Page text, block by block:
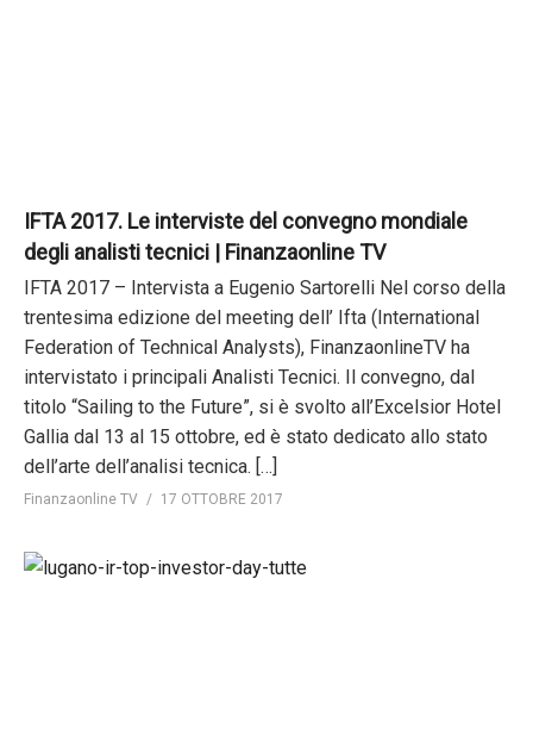
IFTA 2017. Le interviste del convegno mondiale
degli analisti tecnici | Finanzaonline TV
IFTA 2017 – Intervista a Eugenio Sartorelli Nel corso della
trentesima edizione del meeting dell’ Ifta (International
Federation of Technical Analysts), FinanzaonlineTV ha
intervistato i principali Analisti Tecnici. Il convegno, dal
titolo “Sailing to the Future”, si è svolto all’Excelsior Hotel
Gallia dal 13 al 15 ottobre, ed è stato dedicato allo stato
dell’arte dell’analisi tecnica. […]
Finanzaonline TV 17 OTTOBRE 2017